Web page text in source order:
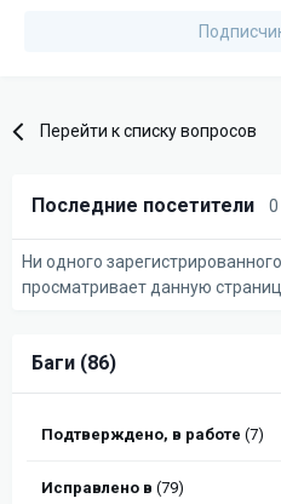
Перейти к списку вопросов
Последние посетители
Ни одного
просматривает данную
Баги (86)
Подтверждено, в работе (7)
Исправлено в (79)